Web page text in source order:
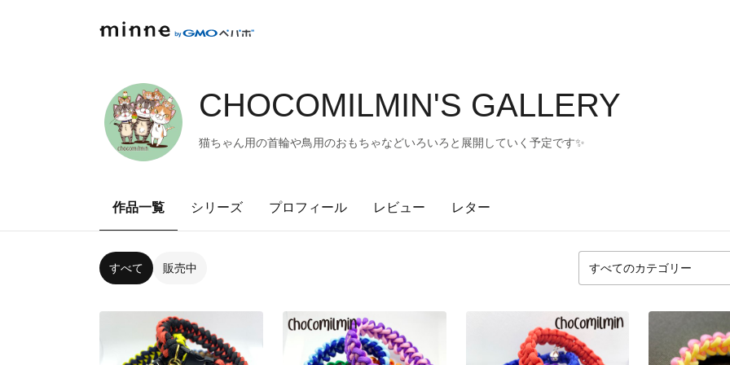
CHOCOMILMIN'S GALLERY
猫ちゃん用の首輪や鳥用のおもちゃなどいろいろと展開していく予定です✨
作品一覧 シリーズ プロフィール レビュー レター
すべて 販売中